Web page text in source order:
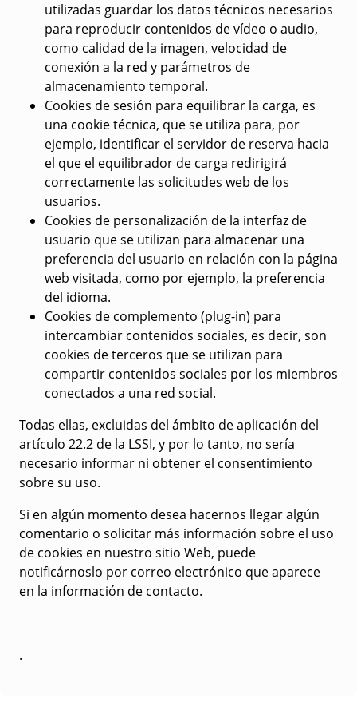
utilizadas guardar los datos técnicos necesarios
para reproducir contenidos de vídeo o audio,
como calidad de la imagen, velocidad de
conexión a la red y parámetros de
almacenamiento temporal.
Cookies de sesión para equilibrar la carga, es
una cookie técnica, que se utiliza para, por
ejemplo, identificar el servidor de reserva hacia
el que el equilibrador de carga redirigirá
correctamente las solicitudes web de los
usuarios.
Cookies de personalización de la interfaz de
usuario que se utilizan para almacenar una
preferencia del usuario en relación con la página
web visitada, como por ejemplo, la preferencia
del idioma.
Cookies de complemento (plug-in) para
intercambiar contenidos sociales, es decir, son
cookies de terceros que se utilizan para
compartir contenidos sociales por los miembros
conectados a una red social.
Todas ellas, excluidas del ámbito de aplicación del
artículo 22.2 de la LSSI, y por lo tanto, no sería
necesario informar ni obtener el consentimiento
sobre su uso.
Si en algún momento desea hacernos llegar algún
comentario o solicitar más información sobre el uso
de cookies en nuestro sitio Web, puede
notificárnoslo por correo electrónico que aparece
en la información de contacto.
.